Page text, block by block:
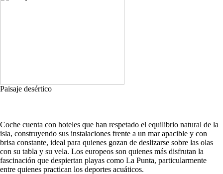
Paisaje desértico
Coche cuenta con hoteles que han respetado el equilibrio natural de la
isla, construyendo sus instalaciones frente a un mar apacible y con
brisa constante, ideal para quienes gozan de deslizarse sobre las olas
con su tabla y su vela. Los europeos son quienes más disfrutan la
fascinación que despiertan playas como La Punta, particularmente
entre quienes practican los deportes acuáticos.